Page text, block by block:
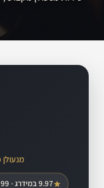
9.97 במידרג · 1,099 חוות דעת